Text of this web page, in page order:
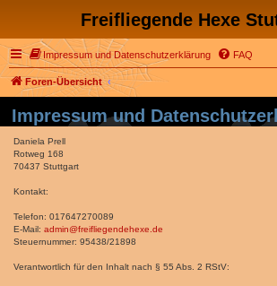
Freifliegende Hexe
Impressum und Datenschutzerklärung FAQ
Foren-Übersicht
Impressum und
Daniela Prell
Rotweg 168
70437 Stuttgart
Kontakt:
Telefon: 017647270089
E-Mail: admin@freifliegendehexe.de
Steuernummer: 95438/21898
Verantwortlich für den Inhalt nach § 55 Abs. 2 RStV: